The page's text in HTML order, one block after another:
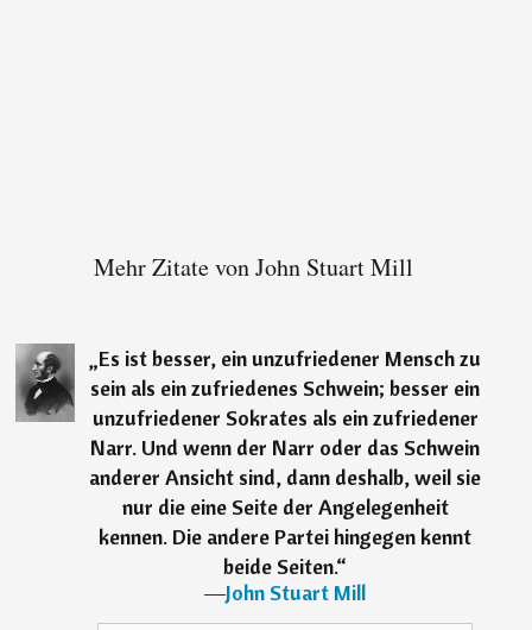
Mehr Zitate von John Stuart Mill
„Es ist besser, ein unzufriedener Mensch zu
sein als ein zufriedenes Schwein; besser ein
unzufriedener Sokrates als ein zufriedener
Narr. Und wenn der Narr oder das Schwein
anderer Ansicht sind, dann deshalb, weil sie
nur die eine Seite der Angelegenheit
kennen. Die andere Partei hingegen kennt
beide Seiten.“
―John Stuart Mill